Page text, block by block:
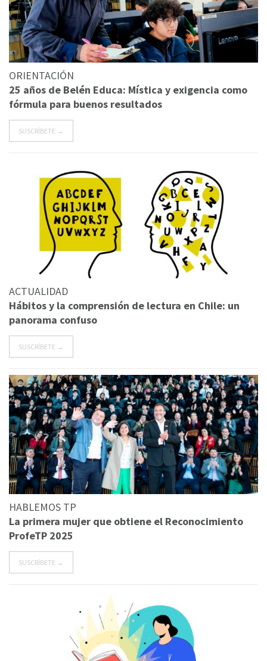
ORIENTACIÓN
25 años de Belén Educa: Mística y exigencia como
fórmula para buenos resultados
SUSCRÍBETE →
ACTUALIDAD
Hábitos y la comprensión de lectura en Chile: un
panorama confuso
SUSCRÍBETE →
HABLEMOS TP
La primera mujer que obtiene el Reconocimiento
ProfeTP 2025
SUSCRÍBETE →